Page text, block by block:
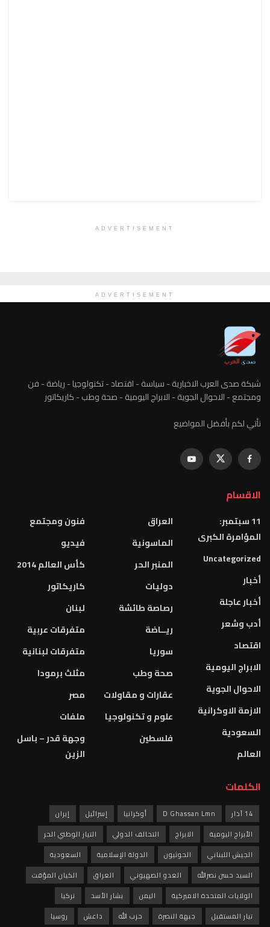
ADVERTISEMENT
ADVERTISEMENT
شبكة صدى العرب الاخبارية - سياسة - اقتصاد - تكنولوجيا - رياضة - فن
ومجتمع - الاحوال الجوية - الابراج اليومية - صحة وطب - كاريكاتور
نأتي لكم بأفضل المواضيع
الاقسام
11 سبتمبر:
المؤامرة الكبرى
Uncategorized
أخبار
أخبار عاجلة
أدب وشعر
اقتصاد
الابراج اليومية
الاحوال الجوية
الازمة الاوكرانية
السعودية
العالم
العراق
الماسونية
المنبر الحر
دوليات
رصاصة طائشة
ريــاضة
سوريا
صحة وطب
عقارات و مقاولات
علوم و تكنولوجيا
فلسطين
فنون ومجتمع
فيديو
كأس العالم 2014
كاريكاتور
لبنان
متفرقات عربية
متفرقات لبنانية
مثلث برمودا
مصر
ملفات
وجهة قدر – باسل
الزين
الكلمات
14 آذار D Ghassan Lmn أوكرانيا إسرائيل
إيران
الأبراج اليومية
الابراج التحالف الدولي
التيار الوطني الحر
الجيش اللبناني
الحوثيون الدولة الإسلامية
السعودية
السيد حسن نصرالله
العدو الصهيوني العراق
الكيان المؤقت
الولايات المتحدة الاميركية
اليمن بشار الأسد
تركيا
تيار المستقبل
جبهة النصرة حزب الله داعش روسيا